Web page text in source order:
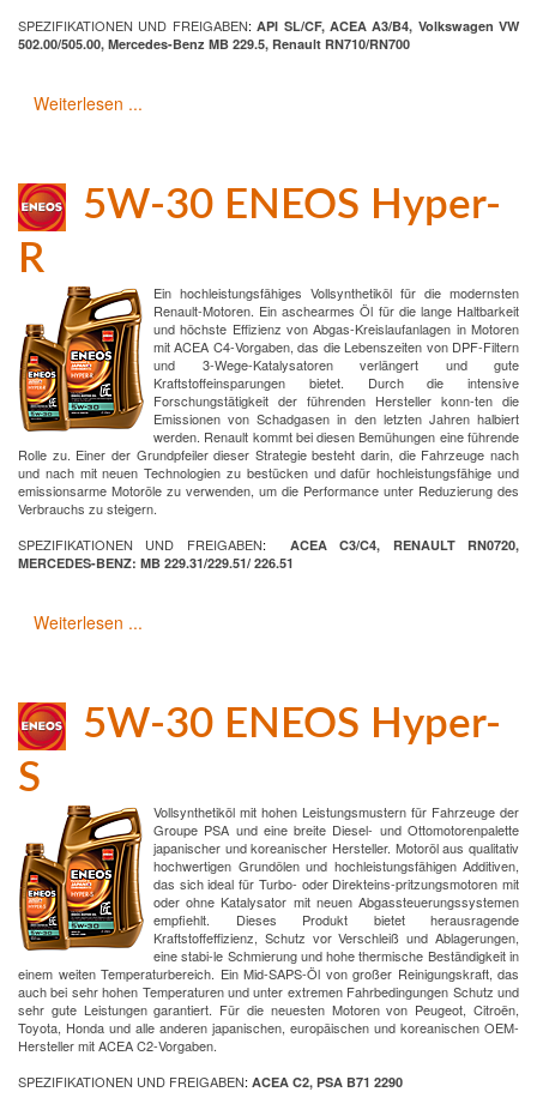
SPEZIFIKATIONEN UND FREIGABEN:API SL/CF, ACEA A3/B4, Volkswagen VW
502.00/505.00, Mercedes-Benz MB 229.5, Renault RN710/RN700
Weiterlesen ...
5W-30 ENEOS Hyper-
R
Ein hochleistungsfähiges Vollsynthetiköl für die modernsten
Renault-Motoren. Ein aschearmes Öl für die lange Haltbarkeit
und höchste Effizienz von Abgas-Kreislaufanlagen in Motoren
mit ACEA C4-Vorgaben, das die Lebenszeiten von DPF-Filtern
und 3-Wege-Katalysatoren verlängert und gute
Kraftstoffeinsparungen bietet. Durch die intensive
Forschungstätigkeit der führenden Hersteller konn-ten die
Emissionen von Schadgasen in den letzten Jahren halbiert
werden. Renault kommt bei diesen Bemühungen eine führende
Rolle zu. Einer der Grundpfeiler dieser Strategie besteht darin, die Fahrzeuge nach
und nach mit neuen Technologien zu bestücken und dafür hochleistungsfähige und
emissionsarme Motoröle zu verwenden, um die Performance unter Reduzierung des
Verbrauchs zu steigern.
SPEZIFIKATIONEN UND FREIGABEN:
ACEA C3/C4, RENAULT RN0720,
MERCEDES-BENZ: MB 229.31/229.51/ 226.51
Weiterlesen ...
5W-30 ENEOS Hyper-
S
Vollsynthetiköl mit hohen Leistungsmustern für Fahrzeuge der
Groupe PSA und eine breite Diesel- und Ottomotorenpalette
japanischer und koreanischer Hersteller. Motoröl aus qualitativ
hochwertigen Grundölen und hochleistungsfähigen Additiven,
das sich ideal für Turbo- oder Direkteins-pritzungsmotoren mit
oder ohne Katalysator mit neuen Abgassteuerungssystemen
empfiehlt. Dieses Produkt bietet herausragende
Kraftstoffeffizienz, Schutz vor Verschleiß und Ablagerungen,
eine stabi-le Schmierung und hohe thermische Beständigkeit in
einem weiten Temperaturbereich. Ein Mid-SAPS-Öl von großer Reinigungskraft, das
auch bei sehr hohen Temperaturen und unter extremen Fahrbedingungen Schutz und
sehr gute Leistungen garantiert. Für die neuesten Motoren von Peugeot, Citroën,
Toyota, Honda und alle anderen japanischen, europäischen und koreanischen OEM-
Hersteller mit ACEA C2-Vorgaben.
SPEZIFIKATIONEN UND FREIGABEN: ACEA C2, PSA B71 2290